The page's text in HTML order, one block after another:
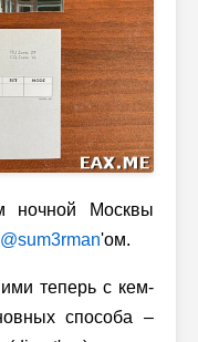
ночной Москвы
@sum3rman'ом.
теперь с кем-
способа –